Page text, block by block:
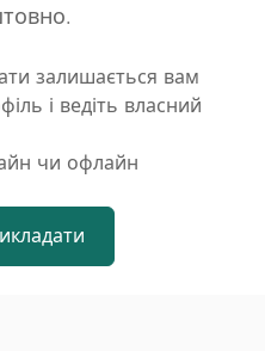
залишається вам
і ведіть власний
чи офлайн